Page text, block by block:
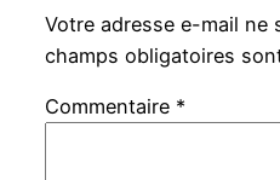
Votre adresse e-mail ne
champs obligatoires
Commentaire *